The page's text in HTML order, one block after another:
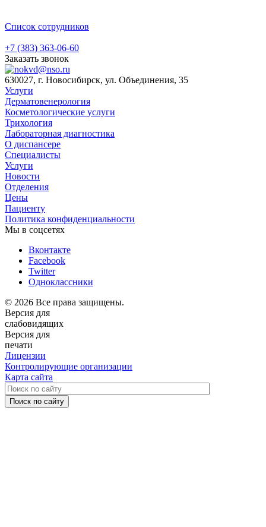
Список сотрудников
+7 (383) 363-06-60
Заказать звонок
630027, г. Новосибирск, ул. Объединения, 35
Услуги
Дерматовенерология
Косметологические услуги
Трихология
Лабораторная диагностика
О диспансере
Специалисты
Услуги
Новости
Отделения
Цены
Пациенту
Политика конфиденциальности
Мы в соцсетях
Вконтакте
Facebook
Twitter
Одноклассники
© 2026 Все права защищены.
Версия для
слабовидящих
Версия для
печати
Лицензии
Контролирующие организации
Карта сайта
Поиск по сайту